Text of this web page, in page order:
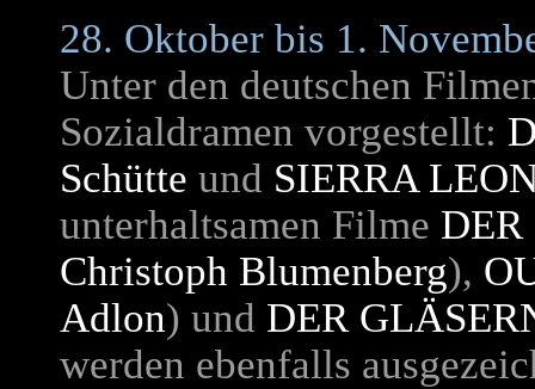
28. Oktober bis 1.
Unter den deutschen
Sozialdramen vorgestellt:
Schütte und SIERRA
unterhaltsamen Filme
Christoph Blumenberg),
Adlon) und DER
werden ebenfalls